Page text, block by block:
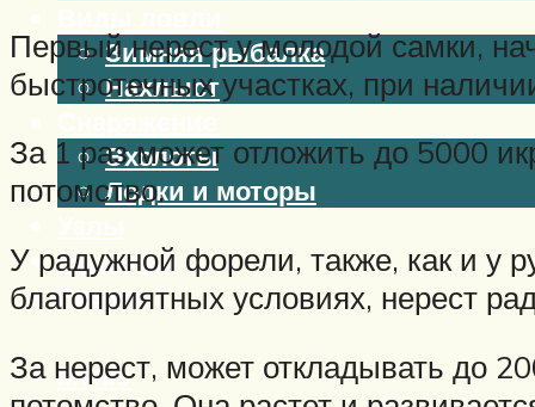
Зимняя рыбалка
Нахлыст
Эхолоты
Лодки и моторы
Рецепты
Разное
Меню
Первый нерест у молодой самки,
быстротечных участках, при
За 1 раз может отложить до 5000
потомство.
У радужной форели, также, как и у
благоприятных условиях, нерест
За нерест, может откладывать до